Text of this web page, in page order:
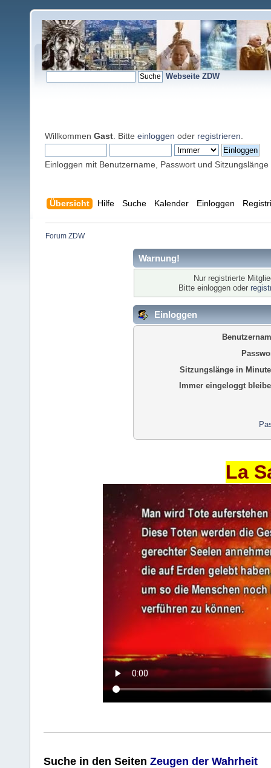
Webseite ZDW
Willkommen Gast . Bitte einloggen oder registrieren
Einloggen mit Benutzername, Passwort und Sitzungslänge
Übersicht Hilfe Suche Kalender Einloggen
Forum ZDW
Warnung!
Nur registrierte
Bitte einloggen oder
Einloggen
Sitzungslänge in
Immer eingeloggt
La
Suche in den Seiten Zeugen der Wahrheit